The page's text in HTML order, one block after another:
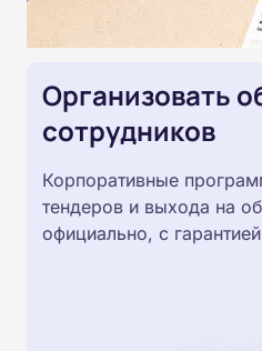
Организовать
сотрудников
Корпоративные
тендеров и выхода на
официально, с